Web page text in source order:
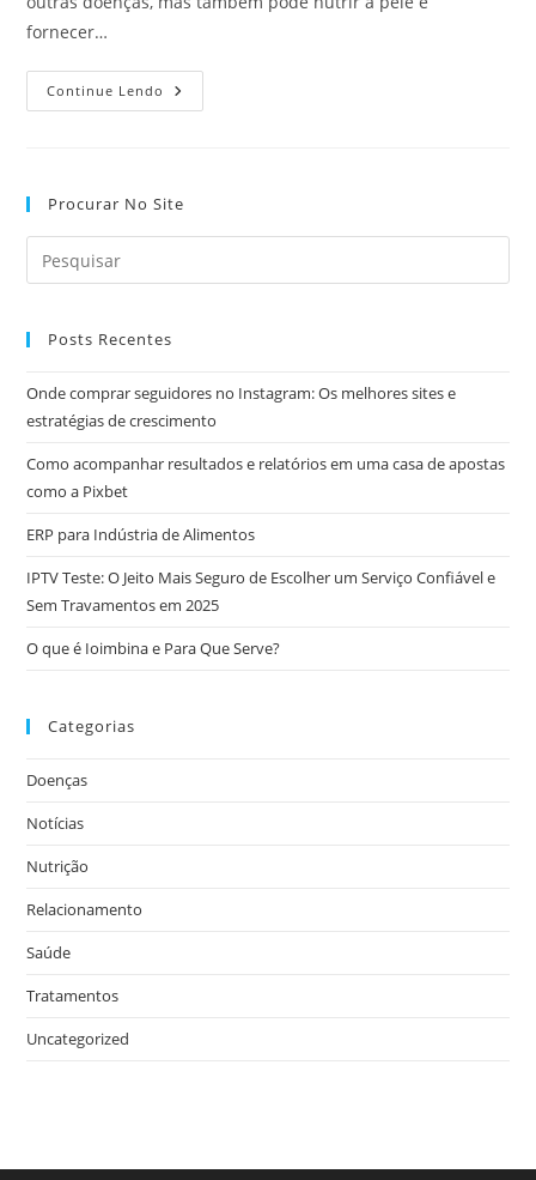
fornecer…
Continue Lendo Saúde
De
Cremes
Procurar No Site
Posts Recentes
Onde comprar seguidores no Instagram: Os melhores sites e
estratégias de crescimento
Como acompanhar resultados e relatórios em uma casa de apostas
como a Pixbet
ERP para Indústria de Alimentos
IPTV Teste: O Jeito Mais Seguro de Escolher um Serviço Confiável e
Sem Travamentos em 2025
O que é Ioimbina e Para Que Serve?
Categorias
Doenças
Notícias
Nutrição
Relacionamento
Saúde
Tratamentos
Uncategorized